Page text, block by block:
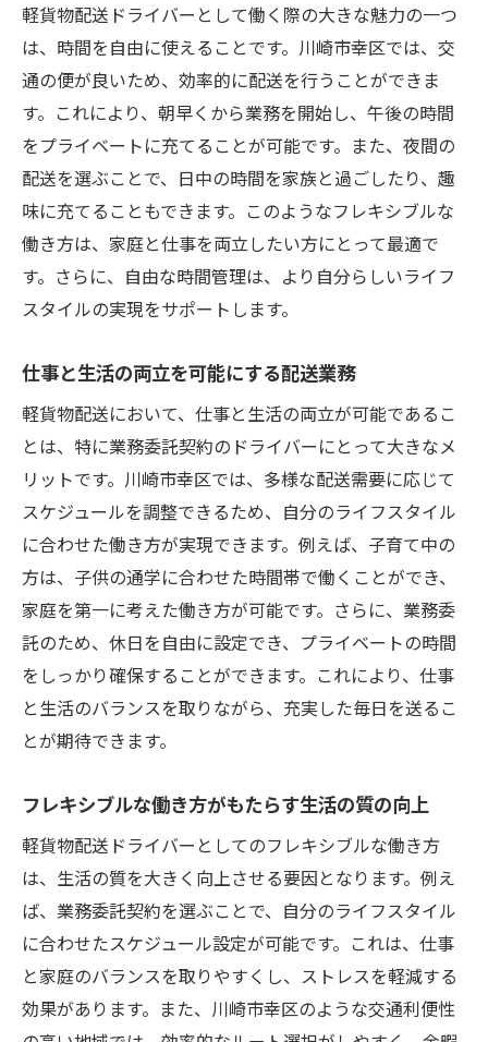
軽貨物配送ドライバーとして働く際の大きな魅力の一つ
は、時間を自由に使えることです。川崎市幸区では、交
通の便が良いため、効率的に配送を行うことができま
す。これにより、朝早くから業務を開始し、午後の時間
をプライベートに充てることが可能です。また、夜間の
配送を選ぶことで、日中の時間を家族と過ごしたり、趣
味に充てることもできます。このようなフレキシブルな
働き方は、家庭と仕事を両立したい方にとって最適で
す。さらに、自由な時間管理は、より自分らしいライフ
スタイルの実現をサポートします。
仕事と生活の両立を可能にする配送業務
軽貨物配送において、仕事と生活の両立が可能であるこ
とは、特に業務委託契約のドライバーにとって大きなメ
リットです。川崎市幸区では、多様な配送需要に応じて
スケジュールを調整できるため、自分のライフスタイル
に合わせた働き方が実現できます。例えば、子育て中の
方は、子供の通学に合わせた時間帯で働くことができ、
家庭を第一に考えた働き方が可能です。さらに、業務委
託のため、休日を自由に設定でき、プライベートの時間
をしっかり確保することができます。これにより、仕事
と生活のバランスを取りながら、充実した毎日を送るこ
とが期待できます。
フレキシブルな働き方がもたらす生活の質の向上
軽貨物配送ドライバーとしてのフレキシブルな働き方
は、生活の質を大きく向上させる要因となります。例え
ば、業務委託契約を選ぶことで、自分のライフスタイル
に合わせたスケジュール設定が可能です。これは、仕事
と家庭のバランスを取りやすくし、ストレスを軽減する
効果があります。また、川崎市幸区のような交通利便性